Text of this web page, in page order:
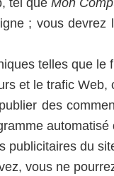
tel que Mon
; vous
telles que le
et le trafic
des
automatisé
publicitaires du
vous ne